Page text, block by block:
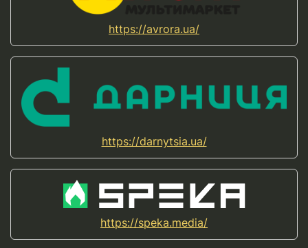
https://avrora.ua/
https://darnytsia.ua/
https://speka.media/